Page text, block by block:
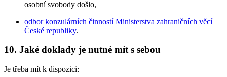
osobní svobody došlo,
odbor konzulárních činností Ministerstva zahraničních věcí
České republiky.
10. Jaké doklady je nutné mít s sebou
Je třeba mít k dispozici: